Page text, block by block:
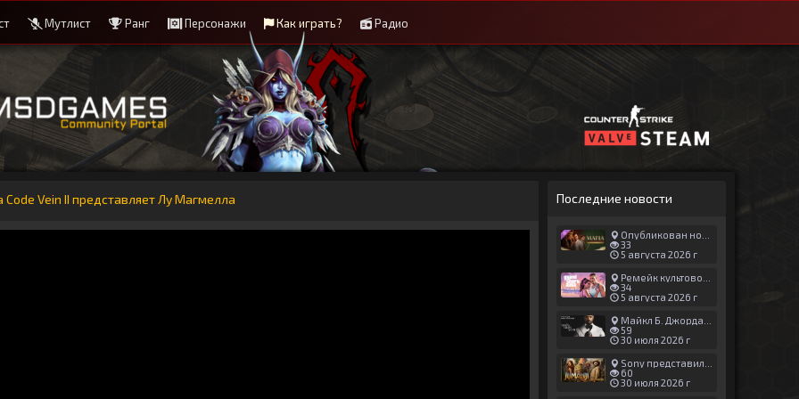
Мутлист Ранг Персонажи Как играть? Радио
Vein II представляет Лу Магмелла Последние новости
Опубликован новый геймплей Man of Honor для Mafia: The Old Country
33
5 августа 2026 г
Ремейк культовой японской игры задержали ради выхода GTA 6
34
5 августа 2026 г
Майкл Б. Джордан сыграл главную роль в новой «Афере Томаса Крауна»
59
30 июля 2026 г
Sony представила трейлер новой части «Джуманджи»
60
30 июля 2026 г